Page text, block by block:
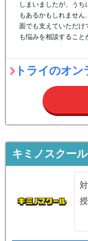
しまいましたが、う
もあるかもしれませ
面でも支えていただけ
も悩みを相談すること
トライのオン
キミノスクール